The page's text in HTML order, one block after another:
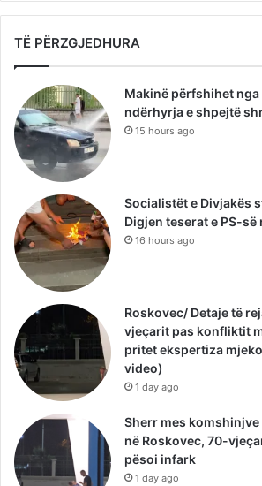
TË PËRZGJEDHURA
Makinë përfshihet nga
ndërhyrja e shpejtë
15 hours ago
Socialistët e Divjakës
Digjen teserat e PS-
16 hours ago
Roskovec/ Detaje të
vjeçarit pas konfliktit
pritet ekspertiza
video)
1 day ago
Sherr mes
në Roskovec, 70-
pësoi infark
1 day ago